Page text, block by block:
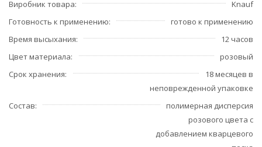
Виробник товара
Knauf
Готовность к применению
готово к применению
Время высыхания
12 часов
Цвет материала
розовый
Срок хранения
18 месяцев в
неповрежденной упаковке
Состав
полимерная дисперсия
розового цвета с
добавлением кварцевого